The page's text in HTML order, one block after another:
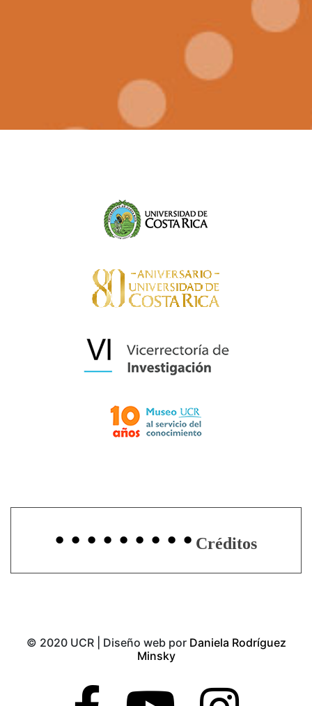
Créditos
© 2020 UCR | Diseño web por Daniela Rodríguez
Minsky